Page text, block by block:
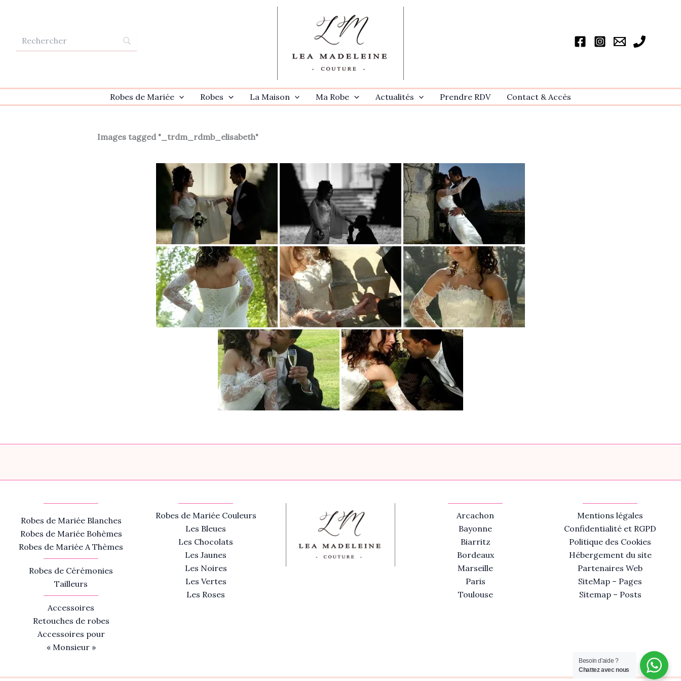
Robes de Mariée Robes La Maison Ma Robe Actualités Prendre RDV Contact & Accѐs
Images tagged "_trdm_rdmb_elisabeth"
Robes de Mariée Blanches
Robes de Mariée Bohèmes
Robes de Mariée A Thèmes
Robes de Cérémonies
Tailleurs
Accessoires
Retouches de robes
Accessoires pour
« Monsieur »
Robes de Mariée Couleurs
Les Bleues
Les Chocolats
Les Jaunes
Les Noires
Les Vertes
Les Roses
Arcachon
Bayonne
Biarritz
Bordeaux
Marseille
Paris
Toulouse
Mentions légales
Confidentialité et RGPD
Politique des Cookies
Hébergement du site
Partenaires Web
SiteMap – Pages
Sitemap – Posts
Besoin d'aide ?
Chattez avec nous